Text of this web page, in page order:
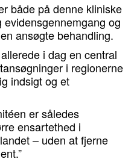
både på denne kliniske
og
ansøgte behandling.
i dag en central
i regionerne
indsigt og et
er således
ensartethed i
– uden at fjerne